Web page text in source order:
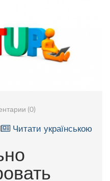
(0)
Читати українською